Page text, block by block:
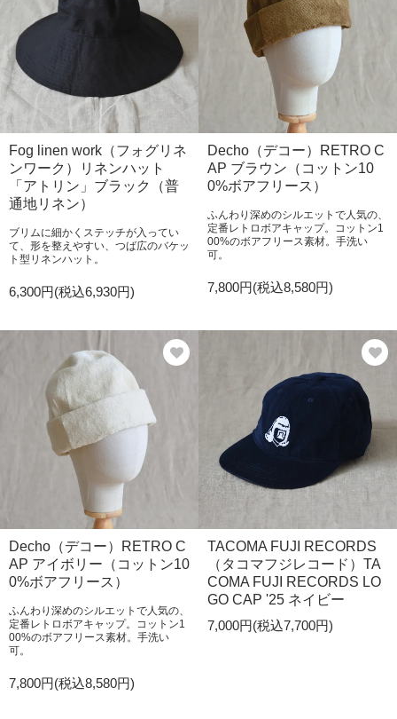
Fog linen work（フォグリネ
ンワーク）リネンハット
「アトリン」ブラック（普
通地リネン）
ブリムに細かくステッチが入ってい
て、形を整えやすい、つば広のバケッ
ト型リネンハット。
6,300円(税込6,930円)
Decho（デコー）RETRO C
AP ブラウン（コットン10
0%ボアフリース）
ふんわり深めのシルエットで人気の、
定番レトロボアキャップ。コットン1
00%のボアフリース素材。手洗い
可。
7,800円(税込8,580円)
Decho（デコー）RETRO C
AP アイボリー（コットン10
0%ボアフリース）
ふんわり深めのシルエットで人気の、
定番レトロボアキャップ。コットン1
00%のボアフリース素材。手洗い
可。
7,800円(税込8,580円)
TACOMA FUJI RECORDS
（タコマフジレコード）TA
COMA FUJI RECORDS LO
GO CAP '25 ネイビー
7,000円(税込7,700円)